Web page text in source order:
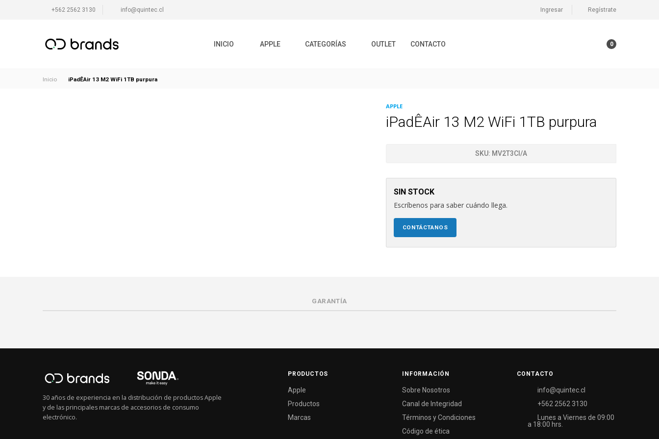
+562 2562 3130 info@quintec.cl Ingresar Regístrate
INICIO APPLE CATEGORÍAS OUTLET CONTACTO 0
Inicio iPadÊAir 13 M2 WiFi 1TB purpura
APPLE
iPadÊAir 13 M2 WiFi 1TB purpura
SKU: MV2T3CI/A
SIN STOCK
Escríbenos para saber cuándo llega.
CONTÁCTANOS
GARANTÍA
30 años de experiencia en la distribución de productos Apple
y de las principales marcas de accesorios de consumo
electrónico.
PRODUCTOS
Apple
Productos
Marcas
INFORMACIÓN
Sobre Nosotros
Canal de Integridad
Términos y Condiciones
Código de ética
CONTACTO
info@quintec.cl
+562 2562 3130
Lunes a Viernes de 09:00
a 18:00 hrs.